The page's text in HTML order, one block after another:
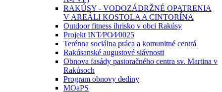
RAKÚSY - VODOZÁDRŽNÉ OPATRENIA
V AREÁLI KOSTOLA A CINTORÍNA
Outdoor fitness ihrisko v obci Rakúsy
Projekt INT⁄PO⁄I⁄0025
Terénna sociálna práca a komunitné centrá
Rakúsanské augustové slávnosti
Obnova fasády pastoračného centra sv. Martina v
Rakúsoch
Program obnovy dediny
MOaPS